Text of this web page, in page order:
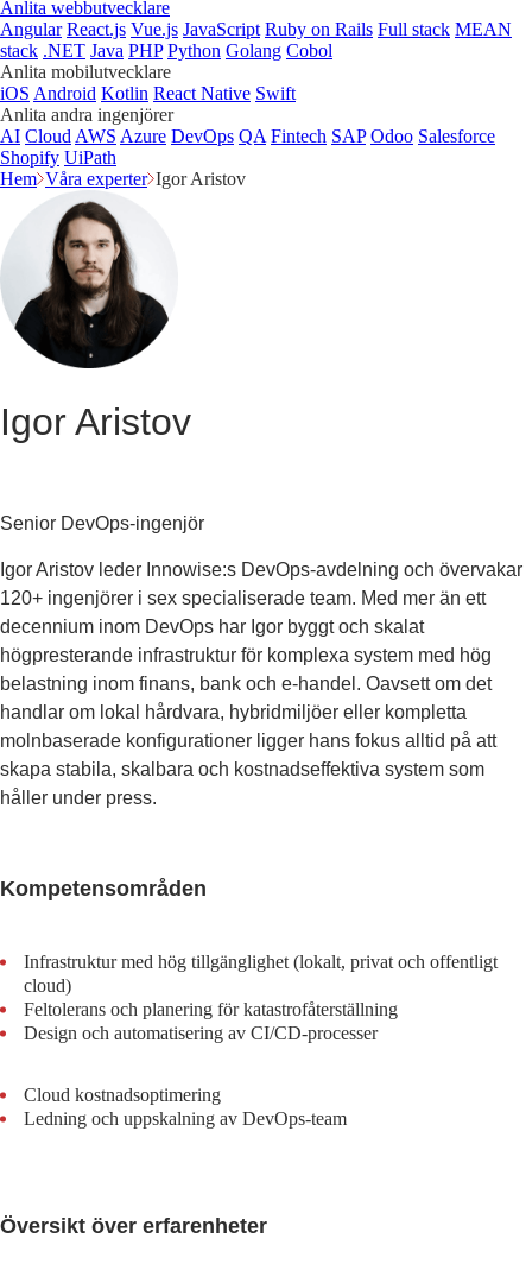
Anlita webbutvecklare
Angular React.js Vue.js JavaScript Ruby on Rails Full stack MEAN
stack .NET Java PHP Python Golang Cobol
Anlita mobilutvecklare
iOS Android Kotlin React Native Swift
Anlita andra ingenjörer
AI Cloud AWS Azure DevOps QA Fintech SAP Odoo Salesforce
Shopify UiPath
Hem Våra experter Igor Aristov
Igor Aristov
Senior DevOps-ingenjör
Igor Aristov leder Innowise:s DevOps-avdelning och övervakar
120+ ingenjörer i sex specialiserade team. Med mer än ett
decennium inom DevOps har Igor byggt och skalat
högpresterande infrastruktur för komplexa system med hög
belastning inom finans, bank och e-handel. Oavsett om det
handlar om lokal hårdvara, hybridmiljöer eller kompletta
molnbaserade konfigurationer ligger hans fokus alltid på att
skapa stabila, skalbara och kostnadseffektiva system som
håller under press.
Kompetensområden
Infrastruktur med hög tillgänglighet (lokalt, privat och offentligt
cloud)
Feltolerans och planering för katastrofåterställning
Design och automatisering av CI/CD-processer
Cloud kostnadsoptimering
Ledning och uppskalning av DevOps-team
Översikt över erfarenheter